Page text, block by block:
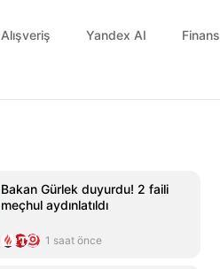
Alışveriş Yandex AI Finans
Bakan Gürlek duyurdu! 2 faili
meçhul aydınlatıldı
1 saat önce